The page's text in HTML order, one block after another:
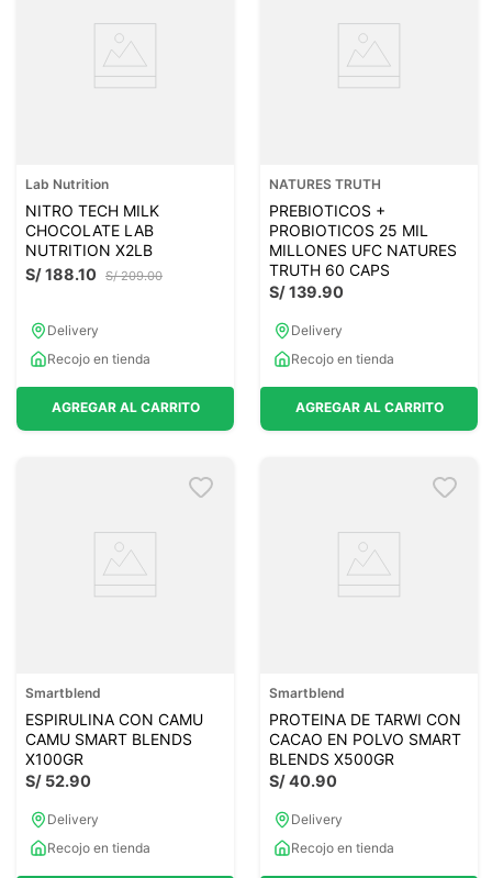
Lab Nutrition
NITRO TECH MILK
CHOCOLATE LAB
NUTRITION X2LB
S/ 209.00
S/188.10
Delivery
Recojo en tienda
AGREGAR AL CARRITO
NATURES TRUTH
PREBIOTICOS +
PROBIOTICOS 25 MIL
MILLONES UFC NATURES
TRUTH 60 CAPS
S/139.90
Delivery
Recojo en tienda
AGREGAR AL CARRITO
Smartblend
ESPIRULINA CON CAMU
CAMU SMART BLENDS
X100GR
S/ 52.90
Delivery
Recojo en tienda
Smartblend
PROTEINA DE TARWI CON
CACAO EN POLVO SMART
BLENDS X500GR
S/40.90
Delivery
Recojo en tienda